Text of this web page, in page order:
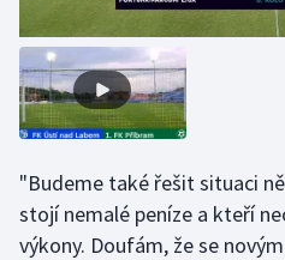
Rychlobruslení
Rychlostní kanoistika
Sportovní střelba
"Budeme také řešit situaci
stojí nemalé peníze a kteří
výkony. Doufám, že se